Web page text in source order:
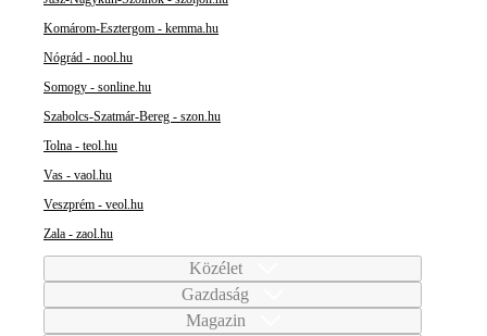
Komárom-Esztergom - kemma.hu
Nógrád - nool.hu
Somogy - sonline.hu
Szabolcs-Szatmár-Bereg - szon.hu
Tolna - teol.hu
Vas - vaol.hu
Veszprém - veol.hu
Zala - zaol.hu
Közélet
Gazdaság
Magazin